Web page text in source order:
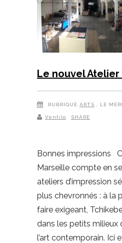
Le nouvel Atelier
RUBRIQUE ARTS , LE
Ventilo SHARE
Bonnes impressions
Marseille compte en
ateliers d’impression
plus chevronnés : à la
faire exigeant,
dans les petits milieux
l’art contemporain. Ici